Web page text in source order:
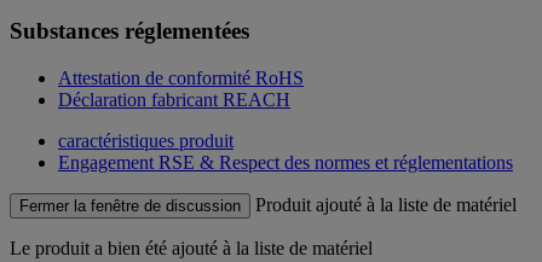
Substances réglementées
Attestation de conformité RoHS
Déclaration fabricant REACH
caractéristiques produit
Engagement RSE & Respect des normes et réglementations
Fermer la fenêtre de discussion Produit ajouté à la liste de matériel
Le produit a bien été ajouté à la liste de matériel